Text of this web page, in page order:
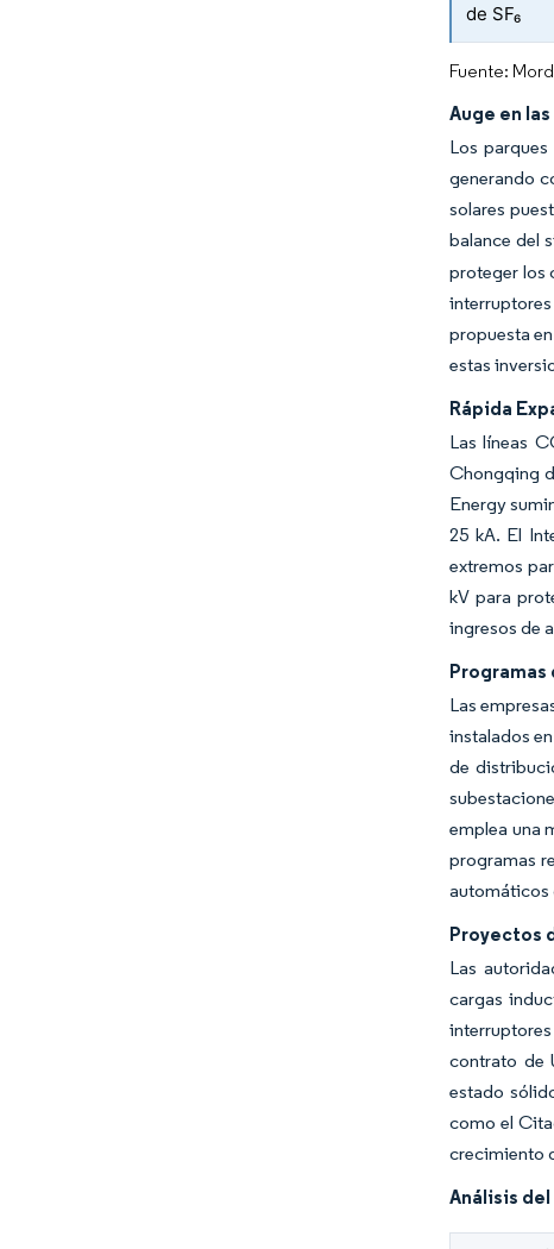
de SF₆
Fuente:
Auge en
Los
generando
solares
balance del
proteger los
propuesta
estas
Rápida
Las líneas
Chongqing
Energy
25 kA. El
extremos
kV para
ingresos de
Programas
Las
instalados
de
emplea una
programas
automáticos
Proyectos
Las
cargas
contrato de
estado
como el
crecimiento
Análisis